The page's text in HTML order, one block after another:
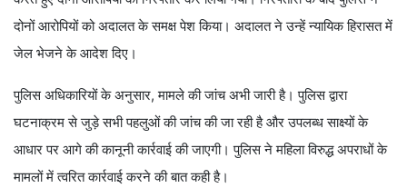
दोनों आरोपियों को अदालत के समक्ष पेश किया। अदालत ने उन्हें न्यायिक हिरासत में
जेल भेजने के आदेश दिए।
पुलिस अधिकारियों के अनुसार, मामले की जांच अभी जारी है। पुलिस द्वारा
घटनाक्रम से जुड़े सभी पहलुओं की जांच की जा रही है और उपलब्ध साक्ष्यों के
आधार पर आगे की कानूनी कार्रवाई की जाएगी। पुलिस ने महिला विरुद्ध अपराधों के
मामलों में त्वरित कार्रवाई करने की बात कही है।